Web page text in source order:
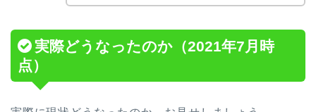
実際どうなったのか（2021年7月時
点）